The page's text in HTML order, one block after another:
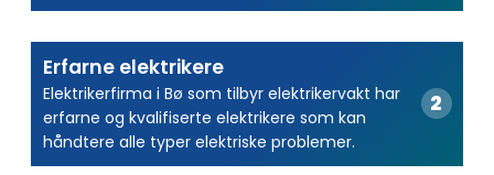
Erfarne elektrikere
Elektrikerfirma i Bø som tilbyr elektrikervakt har
erfarne og kvalifiserte elektrikere som kan
håndtere alle typer elektriske problemer.